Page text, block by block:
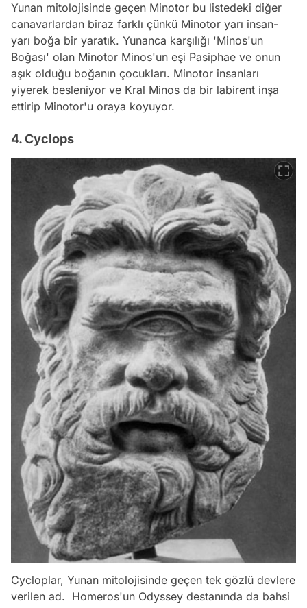
Yunan mitolojisinde geçen Minotor bu listedeki diğer
canavarlardan biraz farklı çünkü Minotor yarı insan-
yarı boğa bir yaratık. Yunanca karşılığı 'Minos'un
Boğası' olan Minotor Minos'un eşi Pasiphae ve onun
aşık olduğu boğanın çocukları. Minotor insanları
yiyerek besleniyor ve Kral Minos da bir labirent inşa
ettirip Minotor'u oraya koyuyor.
4. Cyclops
Cycloplar, Yunan mitolojisinde geçen tek gözlü devlere
verilen ad. Homeros'un Odyssey destanında da bahsi